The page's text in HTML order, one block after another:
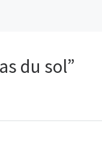
du sol”